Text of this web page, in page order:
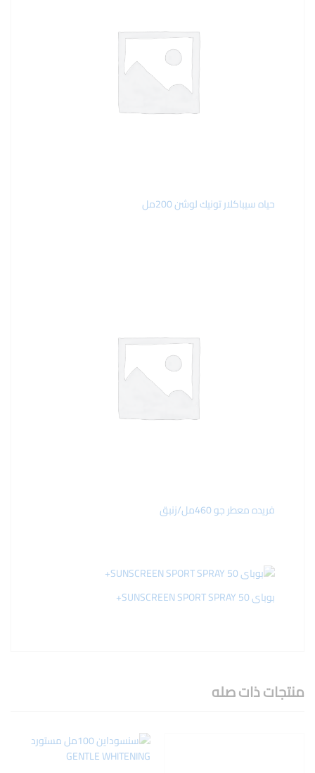
حياه سيباكلار تونيك لوشن 200مل
فريده معطر جو 460مل/زنبق
بوباى SUNSCREEN SPORT SPRAY 50+
منتجات ذات صله